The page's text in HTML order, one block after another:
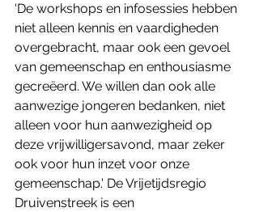
'De workshops en infosessies hebben
niet alleen kennis en vaardigheden
overgebracht, maar ook een gevoel
van gemeenschap en enthousiasme
gecreëerd. We willen dan ook alle
aanwezige jongeren bedanken, niet
alleen voor hun aanwezigheid op
deze vrijwilligersavond, maar zeker
ook voor hun inzet voor onze
gemeenschap.' De Vrijetijdsregio
Druivenstreek is een